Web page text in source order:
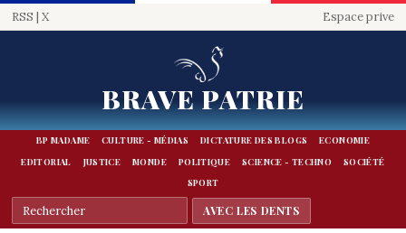
RSS | X Espace prive
BRAVE PATRIE
BP MADAME CULTURE - MÉDIAS DICTATURE DES BLOGS
ECONOMIE
EDITORIAL
JUSTICE MONDE POLITIQUE SCIENCE - TECHNO
SOCIÉTÉ
SPORT